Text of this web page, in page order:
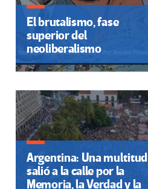
El brutalismo, fase
superior del
neoliberalismo
Argentina: Una multitud
salió a la calle por la
Memoria, la Verdad y la